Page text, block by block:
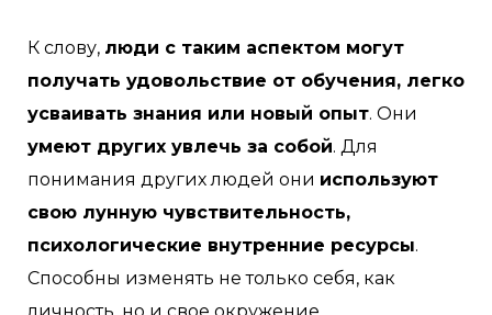
К слову, люди с таким аспектом могут
получать удовольствие от обучения, легко
усваивать знания или новый опыт. Они
умеют других увлечь за собой. Для
понимания других людей они используют
свою лунную чувствительность,
психологические внутренние ресурсы.
Способны изменять не только себя, как